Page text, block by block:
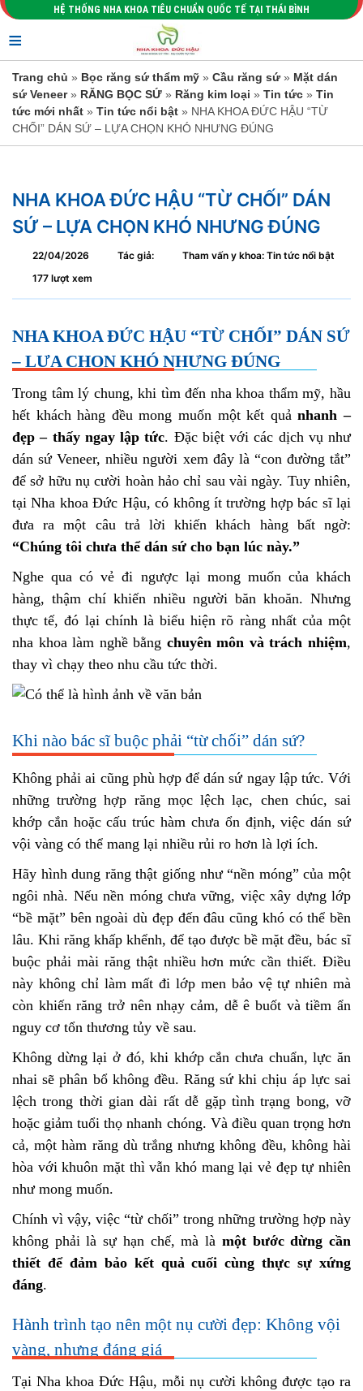
HỆ THỐNG NHA KHOA TIÊU CHUẨN QUỐC TẾ TẠI THÁI BÌNH
≡
Trang chủ » Bọc răng sứ thẩm mỹ » Cầu răng sứ» Mặt dán
sứ Veneer» RĂNG BỌC SỨ » Răng kim loại » Tin tức » Tin
tức mới nhất » Tin tức nổi bật » NHA KHOA ĐỨC HẬU “TỪ
CHỐI” DÁN SỨ – LỰA CHỌN KHÓ NHƯNG ĐÚNG
NHA KHOA ĐỨC HẬU “TỪ CHỐI” DÁN
SỨ – LỰA CHỌN KHÓ NHƯNG ĐÚNG
22/04/2026 Tác giả:
Tham vấn y khoa: Tin tức nổi bật
177 lượt xem
NHA KHOA ĐỨC HẬU “TỪ CHỐI” DÁN SỨ
– LỰA CHỌN KHÓ NHƯNG ĐÚNG
Trong tâm lý chung, khi tìm đến nha khoa thẩm mỹ, hầu
hết khách hàng đều mong muốn một kết quảnhanh –
đẹp – thấy ngay lập tức. Đặc biệt với các dịch vụ như
dán sứ Veneer, nhiều người xem đây là “con đường tắt”
để sở hữu nụ cười hoàn hảo chỉ sau vài ngày. Tuy nhiên,
tại Nha khoa Đức Hậu, có không ít trường hợp bác sĩ lại
đưa ra một câu trả lời khiến khách hàng bất ngờ:
“Chúng tôi chưa thể dán sứ cho bạn lúc này.”
Nghe qua có vẻ đi ngược lại mong muốn của khách
hàng, thậm chí khiến nhiều người băn khoăn. Nhưng
thực tế, đó lại chính là biểu hiện rõ ràng nhất của một
nha khoa làm nghề bằng chuyên môn và trách nhiệm,
thay vì chạy theo nhu cầu tức thời.
Khi nào bác sĩ buộc phải “từ chối” dán sứ?
Không phải ai cũng phù hợp để dán sứ ngay lập tức. Với
những trường hợp răng mọc lệch lạc, chen chúc, sai
khớp cắn hoặc cấu trúc hàm chưa ổn định, việc dán sứ
vội vàng có thể mang lại nhiều rủi ro hơn là lợi ích.
Hãy hình dung răng thật giống như “nền móng” của một
ngôi nhà. Nếu nền móng chưa vững, việc xây dựng lớp
“bề mặt” bên ngoài dù đẹp đến đâu cũng khó có thể bền
lâu. Khi răng khấp khểnh, để tạo được bề mặt đều, bác sĩ
buộc phải mài răng thật nhiều hơn mức cần thiết. Điều
này không chỉ làm mất đi lớp men bảo vệ tự nhiên mà
còn khiến răng trở nên nhạy cảm, dễ ê buốt và tiềm ẩn
nguy cơ tổn thương tủy về sau.
Không dừng lại ở đó, khi khớp cắn chưa chuẩn, lực ăn
nhai sẽ phân bổ không đều. Răng sứ khi chịu áp lực sai
lệch trong thời gian dài rất dễ gặp tình trạng bong, vỡ
hoặc giảm tuổi thọ nhanh chóng. Và điều quan trọng hơn
cả, một hàm răng dù trắng nhưng không đều, không hài
hòa với khuôn mặt thì vẫn khó mang lại vẻ đẹp tự nhiên
như mong muốn.
Chính vì vậy, việc “từ chối” trong những trường hợp này
không phải là sự hạn chế, mà là một bước dừng cần
thiết để đảm bảo kết quả cuối cùng thực sự xứng
đáng.
Hành trình tạo nên một nụ cười đẹp: Không vội
vàng, nhưng đáng giá
Tại Nha khoa Đức Hậu, mỗi nụ cười không được tạo ra